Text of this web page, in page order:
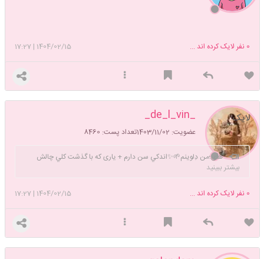
1404/02/15
|
17:27 0 نفر لایک کرده اند ...
_de_l_vin_
عضویت: 1403/11/02 تعداد پست: 8460
لایک
هآی؛من دِلوینم🌱✨اندکي سن دارم + یاری که با گذشت کلي چالش
دختری با اصالتِ بلوچم🪄علاقه مند به تجربه های جدید و حالِ خوبم🤍
بزرگترین قلب مال اونیه که انرژی مثبتش رو به دیگران منتقل کنه✨به امید
ساختنِ آینده ای زیباوخوب…
بیشتر ببینید
1404/02/15
|
17:27 0 نفر لایک کرده اند ...